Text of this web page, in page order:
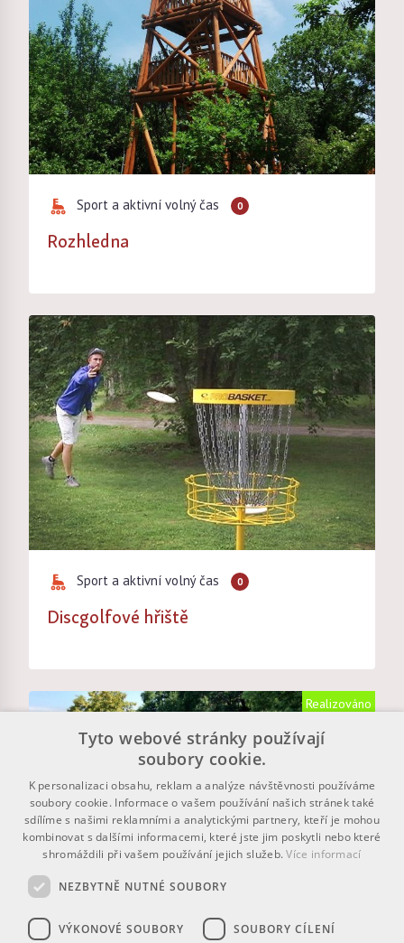
Sport a aktivní volný čas 0
Rozhledna
Sport a aktivní volný čas 0
Discgolfové hřiště
Realizováno
Tyto webové stránky používají
soubory cookie.
K personalizaci obsahu, reklam a analýze návštěvnosti používáme
soubory cookie. Informace o vašem používání našich stránek také
sdílíme s našimi reklamními a analytickými partnery, kteří je mohou
kombinovat s dalšími informacemi, které jste jim poskytli nebo které
shromáždili při vašem používání jejich služeb.Více informací
NEZBYTNĚ NUTNÉ SOUBORY
VÝKONOVÉ SOUBORY SOUBORY CÍLENÍ